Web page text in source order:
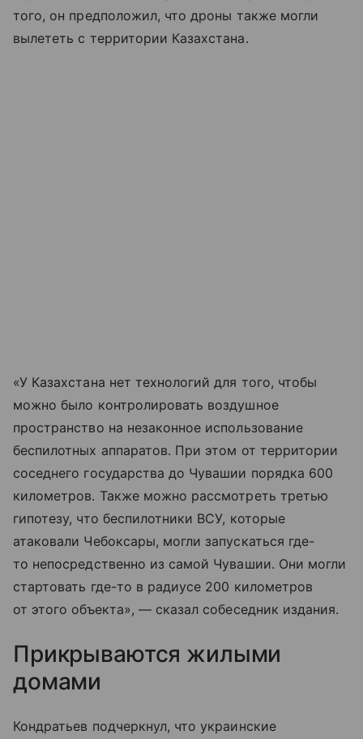
того, он предположил, что дроны также могли
вылететь с территории Казахстана.
«У Казахстана нет технологий для того, чтобы
можно было контролировать воздушное
пространство на незаконное использование
беспилотных аппаратов. При этом от территории
соседнего государства до Чувашии порядка 600
километров. Также можно рассмотреть третью
гипотезу, что беспилотники ВСУ, которые
атаковали Чебоксары, могли запускаться где-
то непосредственно из самой Чувашии. Они могли
стартовать где-то в радиусе 200 километров
от этого объекта», — сказал собеседник издания.
Прикрываются жилыми
домами
Кондратьев подчеркнул, что украинские